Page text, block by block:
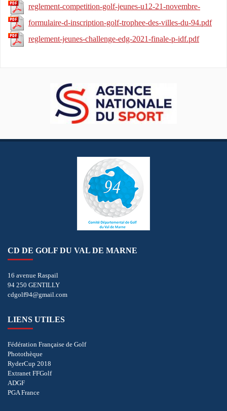
reglement-competition-golf-jeunes-u12-21-novembre-
2021.pdf
formulaire-d-inscription-golf-trophee-des-villes-du-94.pdf
reglement-jeunes-challenge-edg-2021-finale-p-idf.pdf
CD DE GOLF DU VAL DE MARNE
16 avenue Raspail
94 250 GENTILLY
cdgolf94@gmail.com
LIENS UTILES
Fédération Française de Golf
Photothèque
RyderCup 2018
Extranet FFGolf
ADGF
PGA France